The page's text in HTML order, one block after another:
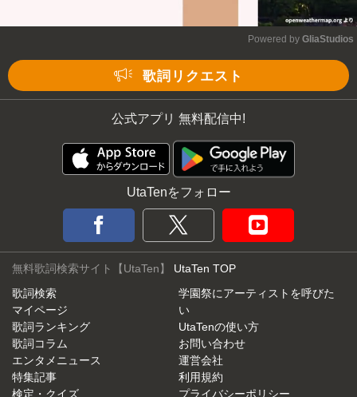
Powered by GliaStudios
歌詞リクエスト
公式アプリ 無料配信中!
UtaTenをフォロー
無料歌詞検索サイト【UtaTen】 UtaTen TOP
歌詞検索
マイページ
歌詞ランキング
歌詞コラム
エンタメニュース
特集記事
検定・クイズ
学園祭にアーティストを呼びた
い
UtaTenの使い方
お問い合わせ
運営会社
利用規約
プライバシーポリシー